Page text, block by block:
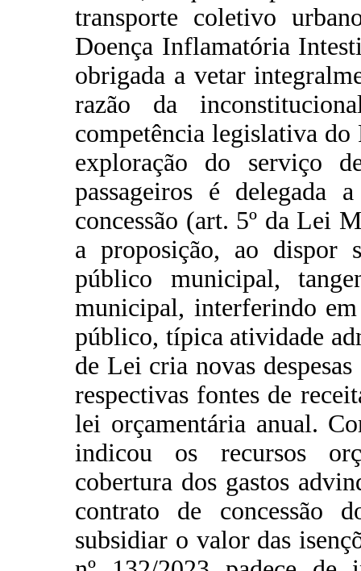
transporte coletivo
Doença Inflamatória
obrigada a vetar
razão da
competência legislativa
exploração do serviço
passageiros é delegada
concessão (art. 5º da Lei
a proposição, ao dispor
público municipal,
municipal, interferindo
público, típica atividade
de Lei cria novas
respectivas fontes de
lei orçamentária anual.
indicou os recursos
cobertura dos gastos
contrato de concessão
subsidiar o valor das